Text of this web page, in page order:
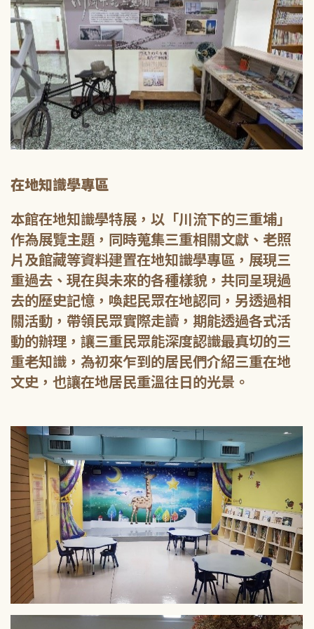
在地知識學專區
本館在地知識學特展，以「川流下的三重埔」
作為展覽主題，同時蒐集三重相關文獻、老照
片及館藏等資料建置在地知識學專區，展現三
重過去、現在與未來的各種樣貌，共同呈現過
去的歷史記憶，喚起民眾在地認同，另透過相
關活動，帶領民眾實際走讀，期能透過各式活
動的辦理，讓三重民眾能深度認識最真切的三
重老知識，為初來乍到的居民們介紹三重在地
文史，也讓在地居民重溫往日的光景。